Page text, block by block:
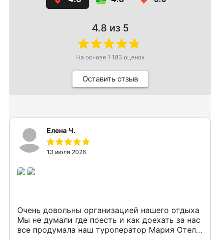
4.8 из 5
На основе 1 183 оценок
Оставить отзыв
Елена Ч.
13 июля 2026
Очень довольны организацией нашего отдыха
Мы не думали где поесть и как доехать за нас
все продумала наш туроператор Мария Отель